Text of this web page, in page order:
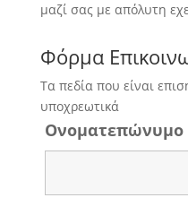
μαζί σας με απόλυτη
Φόρμα
Τα πεδία που είναι
υποχρεωτικά
Ονοματεπώνυμο